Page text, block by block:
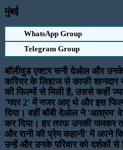
मुंबई
WhatsApp Group
Telegram Group
बॉलीवुड एक्टर सनी देओल और
करियर के लिहाज से काफी शानदार
की फिल्मों से मिली है, उससे कहीं
'गदर 2' में नजर आए थे और इस
दिया। वहीं बॉबी देओल ने 'आश्रम'
कर दिया। हर तरफ उनकी जमकर
और रानी की प्रेम कहानी' में अपने
उन्हें और उनके परिवार को दर्शकों से